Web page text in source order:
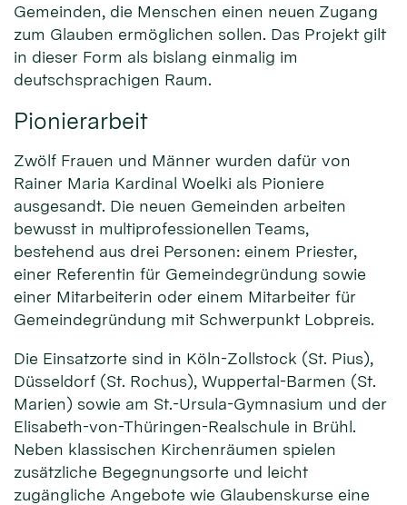
Gemeinden, die Menschen einen neuen Zugang
zum Glauben ermöglichen sollen. Das Projekt gilt
in dieser Form als bislang einmalig im
deutschsprachigen Raum.
Pionierarbeit
Zwölf Frauen und Männer wurden dafür von
Rainer Maria Kardinal Woelki als Pioniere
ausgesandt. Die neuen Gemeinden arbeiten
bewusst in multiprofessionellen Teams,
bestehend aus drei Personen: einem Priester,
einer Referentin für Gemeindegründung sowie
einer Mitarbeiterin oder einem Mitarbeiter für
Gemeindegründung mit Schwerpunkt Lobpreis.
Die Einsatzorte sind in Köln-Zollstock (St. Pius),
Düsseldorf (St. Rochus), Wuppertal-Barmen (St.
Marien) sowie am St.-Ursula-Gymnasium und der
Elisabeth-von-Thüringen-Realschule in Brühl.
Neben klassischen Kirchenräumen spielen
zusätzliche Begegnungsorte und leicht
zugängliche Angebote wie Glaubenskurse eine